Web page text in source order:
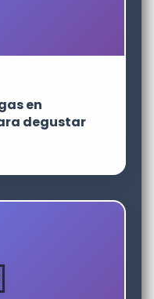
en
degustar